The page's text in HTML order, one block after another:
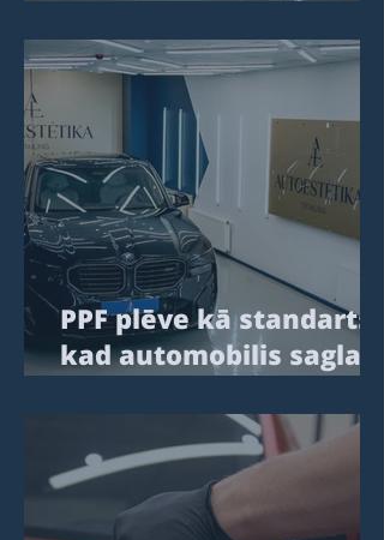
svaigāks
PPF plēve kā standarts:
kad automobilis saglabā
“paliek kā ir”